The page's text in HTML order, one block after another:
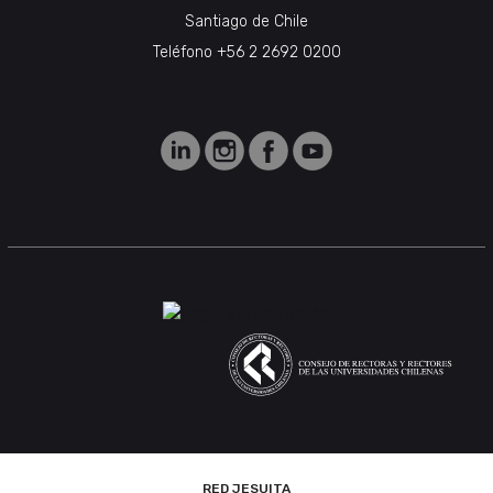
Santiago de Chile
Teléfono +56 2 2692 0200
RED JESUITA